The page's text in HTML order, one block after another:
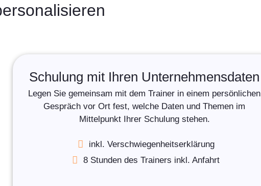
Schulung mit Ihren Unternehmensdaten
Legen Sie gemeinsam mit dem Trainer in einem persönlichen
Gespräch vor Ort fest, welche Daten und Themen im
Mittelpunkt Ihrer Schulung stehen.
inkl. Verschwiegenheitserklärung
8 Stunden des Trainers inkl. Anfahrt